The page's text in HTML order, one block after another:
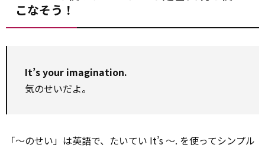
こなそう！
It’s your imagination.
気のせいだよ。
「～のせい」は英語で、たいてい It’s ～. を使ってシンプル